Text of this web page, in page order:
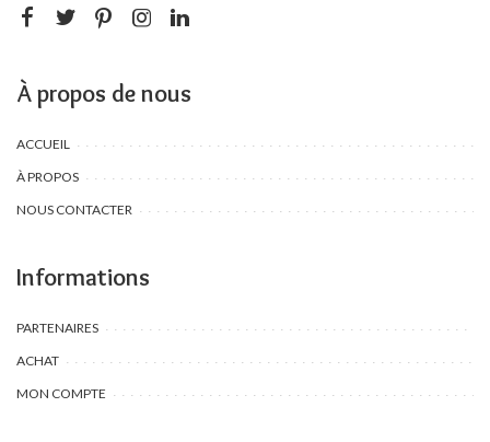
À propos de nous
ACCUEIL
À PROPOS
NOUS CONTACTER
Informations
PARTENAIRES
ACHAT
MON COMPTE